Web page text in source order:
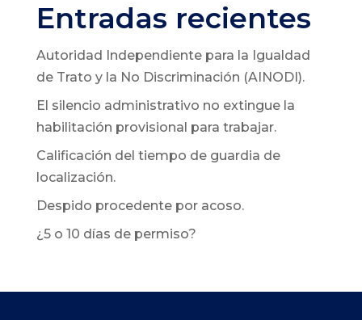
Entradas recientes
Autoridad Independiente para la Igualdad
de Trato y la No Discriminación (AINODI).
El silencio administrativo no extingue la
habilitación provisional para trabajar.
Calificación del tiempo de guardia de
localización.
Despido procedente por acoso.
¿5 o 10 días de permiso?